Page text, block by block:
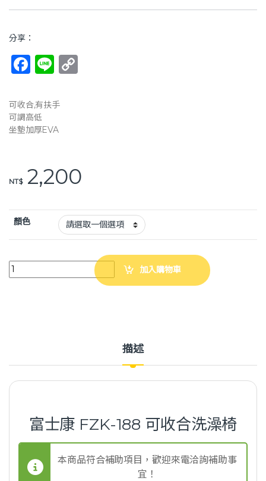
分享：
F
c
e
b
o
Li
e
k
可收合,有扶手
可調高低
坐墊加厚EVA
NT$2,200
顏色
富士康 FZK-188 可收合洗澡椅 粉紅色 藍綠色 沐浴椅 quantity
加入購物車
描述
富士康 FZK-188 可收合洗澡椅
本商品符合補助項目，歡迎來電洽詢補助事
宜！